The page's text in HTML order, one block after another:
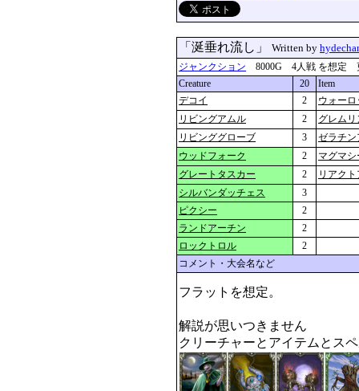
「涎垂れ流し」 Written by
ジャンクション 8000G 4人戦 を想定 更
Creature
20
Item
デコイ
2
ウォー
リビングアムル
2
グレム
リビンググローブ
3
ゼラチン
ウッドフォーク
2
マグマ
グレートタスカー
2
リアク
シルバンダッチェス
3
ピクシー
2
ランドアーチン
2
ロックトロル
2
コメント・大会名など
フラットを想定。
解説が思いつきません
クリーチャーとアイテムとス